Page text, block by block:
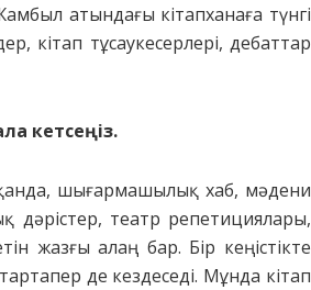
атындағы кітапханаға түнгі
кітап тұсау­кесер­лері, дебаттар
кет­сеңіз.
шығармашылық хаб, мәдени
театр репетициялары,
жазғы алаң бар. Бір кеңістікте
де кездеседі. Мұнда кітап